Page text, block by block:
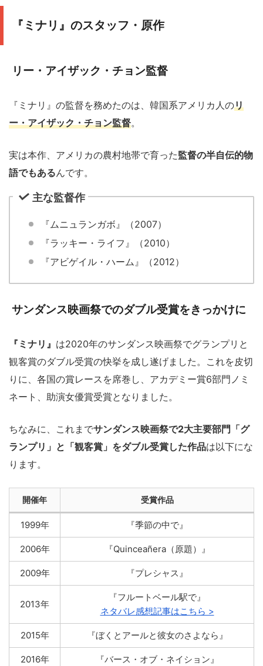
『ミナリ』のスタッフ・原作
リー・アイザック・チョン監督
『ミナリ』の監督を務めたのは、韓国系アメリカ人のリ
ー・アイザック・チョン監督。
実は本作、アメリカの農村地帯で育った監督の半自伝的物
語でもあるんです。
主な監督作
『ムニュランガボ』（2007）
『ラッキー・ライフ』（2010）
『アビゲイル・ハーム』（2012）
サンダンス映画祭でのダブル受賞をきっかけに
『ミナリ』 は2020年のサンダンス映画祭でグランプリと
観客賞のダブル受賞の快挙を成し遂げました。これを皮切
りに、各国の賞レースを席巻し、アカデミー賞6部門ノミ
ネート、助演女優賞受賞となりました。
ちなみに、これまでサンダンス映画祭で2大主要部門「グ
ランプリ」と「観客賞」をダブル受賞した作品は以下にな
ります。
開催年 受賞作品
1999年 『季節の中で』
2006年 『Quinceañera（原題）』
2009年 『プレシャス』
2013年
『フルートベール駅で』
ネタバレ感想記事はこちら >
2015年 『ぼくとアールと彼女のさよなら』
2016年 『バース・オブ・ネイション』